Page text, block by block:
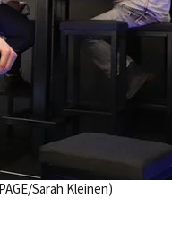
Sarah Kleinen)